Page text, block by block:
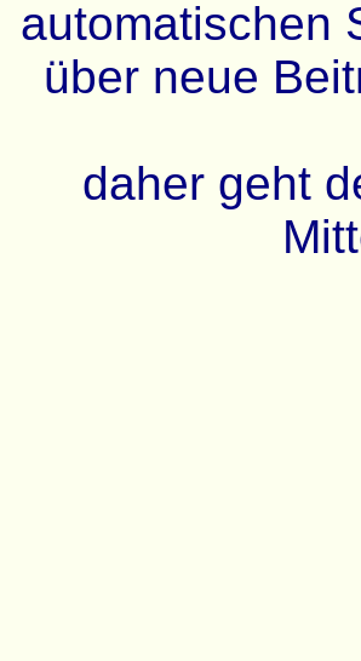
automatischen
über neue
daher geht